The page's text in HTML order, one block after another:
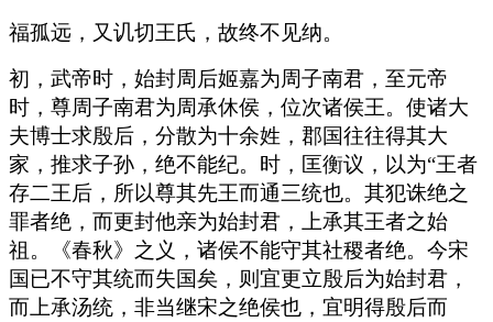
福孤远，又讥切王氏，故终不见纳。
初，武帝时，始封周后姬嘉为周子南君，至元帝
时，尊周子南君为周承休侯，位次诸侯王。使诸大
夫博士求殷后，分散为十余姓，郡国往往得其大
家，推求子孙，绝不能纪。时，匡衡议，以为“王者
存二王后，所以尊其先王而通三统也。其犯诛绝之
罪者绝，而更封他亲为始封君，上承其王者之始
祖。《春秋》之义，诸侯不能守其社稷者绝。今宋
国已不守其统而失国矣，则宜更立殷后为始封君，
而上承汤统，非当继宋之绝侯也，宜明得殷后而